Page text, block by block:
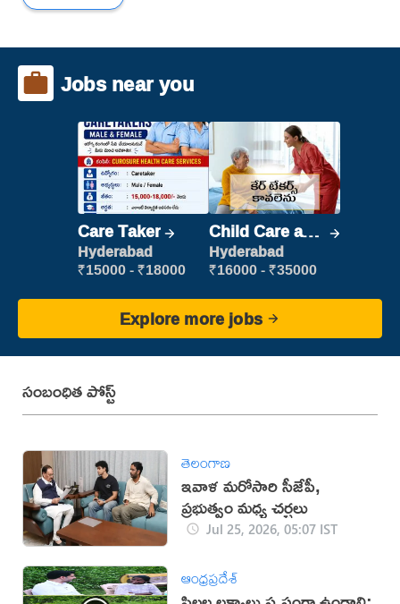
Jobs near you
Care Taker
Hyderabad
₹15000 - ₹18000
Child Care and
Patient care
Hyderabad
₹16000 - ₹35000
Explore more jobs
సంబంధిత పోస్ట్
తెలంగాణ
ఇవాళ మరోసారి సీజేపీ,
ప్రభుత్వం మధ్య చర్చలు
Jul 25, 2026, 05:07 IST
ఆంధ్రప్రదేశ్